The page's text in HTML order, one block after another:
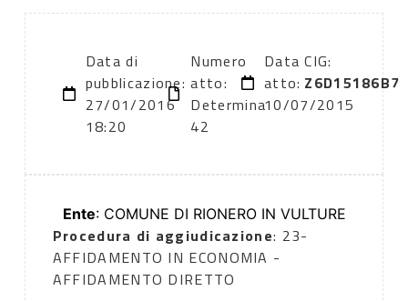
Data di
pubblicazione:
27/01/2016
18:20
Numero
atto:
Determina
42
Data
atto:
10/07/2015
CIG:
Z6D15186B7
Ente: COMUNE DI RIONERO IN VULTURE
Procedura di aggiudicazione: 23-
AFFIDAMENTO IN ECONOMIA -
AFFIDAMENTO DIRETTO